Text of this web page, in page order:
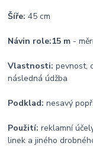
Šíře: 45 cm
Návin role:15 m -
Vlastnosti: pevnost,
následná údžba
Podklad:nesavý
Použití: reklamní
linek a jiného